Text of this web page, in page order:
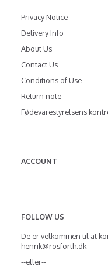
Privacy Notice
Delivery Info
About Us
Contact Us
Conditions of Use
Return note
Fødevarestyrelsens
ACCOUNT
FOLLOW US
De er velkommen til at
henrik@rosforth.dk
--eller--